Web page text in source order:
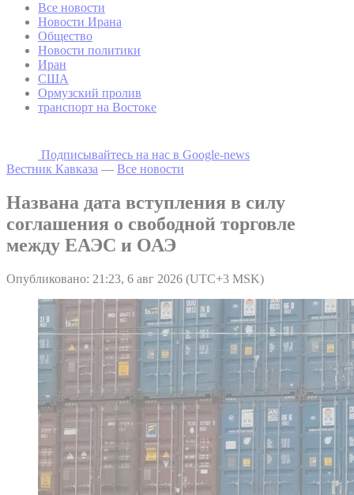
Все новости
Новости Ирана
Общество
Новости политики
Иран
США
Ормузский пролив
транспорт на Востоке
Подписывайтесь на наc в Google-news
Вестник Кавказа — Все новости
Названа дата вступления в силу
соглашения о свободной торговле
между ЕАЭС и ОАЭ
Опубликовано: 21:23, 6 авг 2026 (UTC+3 MSK)